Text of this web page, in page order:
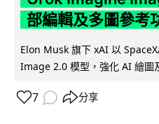
部編輯及多圖參考
Elon Musk 旗下 xAI 以
Image 2.0 模型，強化 AI 繪圖
7 分享